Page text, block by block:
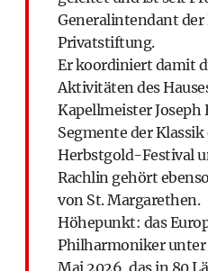
Generalintendant
Privatstiftung.
Er koordiniert damit
Aktivitäten des
Kapellmeister Joseph
Segmente der
Herbstgold-Festival
Rachlin gehört
von St. Margarethen.
Höhepunkt: das
Philharmoniker unter
Mai 2026, das in 80